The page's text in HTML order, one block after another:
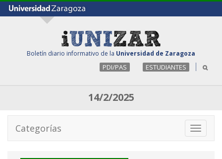
Boletín diario informativo de la Universidad de Zaragoza
PDI/PAS ESTUDIANTES
14/2/2025
Toggle
Categorías